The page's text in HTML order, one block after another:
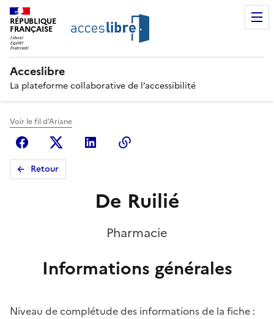
RÉPUBLIQUE
FRANÇAISE
Acceslibre
La plateforme collaborative de l’accessibilité
Voir le fil d'Ariane
FacebookX (anciennement Twitter)
Linkedin
Retour
De Ruilié
Pharmacie
Informations générales
Niveau de complétude des informations de la fiche :